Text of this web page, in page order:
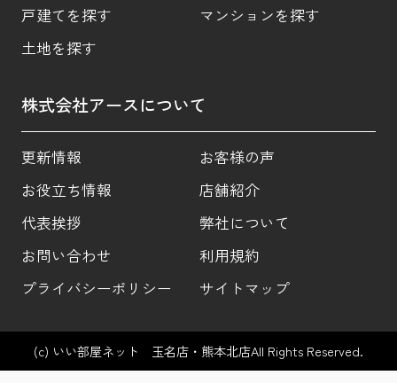
戸建てを探す
マンションを探す
土地を探す
株式会社アースについて
更新情報
お客様の声
お役立ち情報
店舗紹介
代表挨拶
弊社について
お問い合わせ
利用規約
プライバシーポリシー
サイトマップ
(c) いい部屋ネット 玉名店・熊本北店All Rights Reserved.